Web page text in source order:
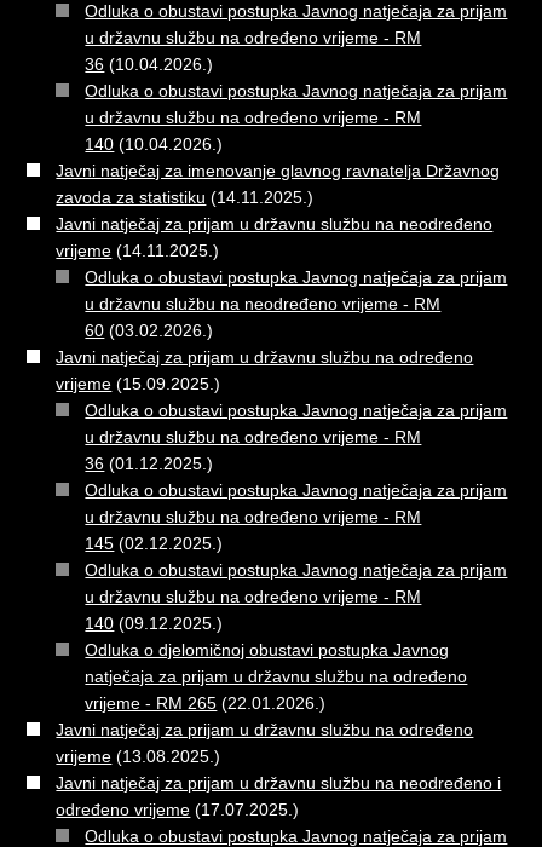
Odluka o obustavi postupka Javnog natječaja za prijam
u državnu službu na određeno vrijeme - RM
36 (10.04.2026.)
Odluka o obustavi postupka Javnog natječaja za prijam
u državnu službu na određeno vrijeme - RM
140 (10.04.2026.)
Javni natječaj za imenovanje glavnog ravnatelja Državnog
zavoda za statistiku (14.11.2025.)
Javni natječaj za prijam u državnu službu na neodređeno
vrijeme (14.11.2025.)
Odluka o obustavi postupka Javnog natječaja za prijam
u državnu službu na neodređeno vrijeme - RM
60 (03.02.2026.)
Javni natječaj za prijam u državnu službu na određeno
vrijeme (15.09.2025.)
Odluka o obustavi postupka Javnog natječaja za prijam
u državnu službu na određeno vrijeme - RM
36 (01.12.2025.)
Odluka o obustavi postupka Javnog natječaja za prijam
u državnu službu na određeno vrijeme - RM
145 (02.12.2025.)
Odluka o obustavi postupka Javnog natječaja za prijam
u državnu službu na određeno vrijeme - RM
140 (09.12.2025.)
Odluka o djelomičnoj obustavi postupka Javnog
natječaja za prijam u državnu službu na određeno
vrijeme - RM 265 (22.01.2026.)
Javni natječaj za prijam u državnu službu na određeno
vrijeme (13.08.2025.)
Javni natječaj za prijam u državnu službu na neodređeno i
određeno vrijeme (17.07.2025.)
Odluka o obustavi postupka Javnog natječaja za prijam